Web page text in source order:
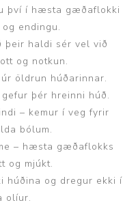
því í hæsta gæðaflokki
endingu.
haldi sér vel við
og notkun.
öldrun húðarinnar.
þér hreinni húð.
– kemur í veg fyrir
bólum.
– hæsta gæðaflokks
og mjúkt.
húðina og dregur ekki í
olíur.